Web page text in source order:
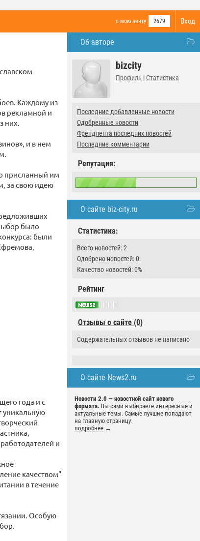
Вход
в мою ленту 2679
Об авторе
bizcity
Профиль | Статистика
Последние добавленные новости
Одобренные новости
Френдлента последних новостей
Последние комментарии
Репутация:
О сайте biz-city.ru
Статистика:
Всего новостей: 2
Одобрено новостей: 0
Качество новостей: 0%
Рейтинг
Отзывы о сайте (0)
Содержательных отзывов не написано
О сайте News2.ru
Новости 2.0 — новостной сайт нового
формата. Вы сами выбираете интересные и
актуальные темы. Самые лучшие попадают
на главную страницу.
подробнее →
Каждому из
рекламной и
них.
и в нем
присланный им
за свою идею
было
были
года и с
уникальную
и
качеством"
в течение
Особую